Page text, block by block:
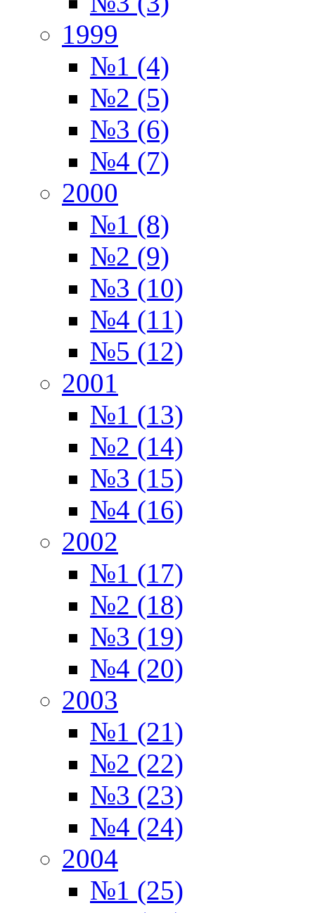
1999
№1 (4)
№2 (5)
№3 (6)
№4 (7)
2000
№1 (8)
№2 (9)
№3 (10)
№4 (11)
№5 (12)
2001
№1 (13)
№2 (14)
№3 (15)
№4 (16)
2002
№1 (17)
№2 (18)
№3 (19)
№4 (20)
2003
№1 (21)
№2 (22)
№3 (23)
№4 (24)
2004
№1 (25)